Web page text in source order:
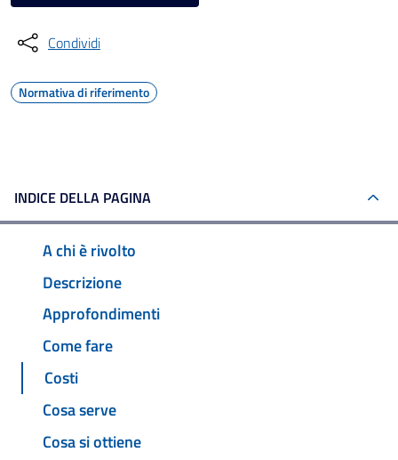
Condividi
Normativa di riferimento
INDICE DELLA PAGINA
A chi è rivolto
Descrizione
Approfondimenti
Come fare
Costi
Cosa serve
Cosa si ottiene